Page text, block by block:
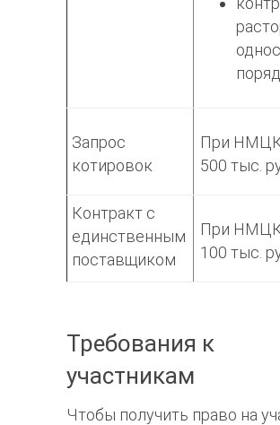
Запрос
котировок
При НМЦК
500 тыс.
Контракт с
единственным
поставщиком
При НМЦК
100 тыс.
Требования к
участникам
Чтобы получить право на